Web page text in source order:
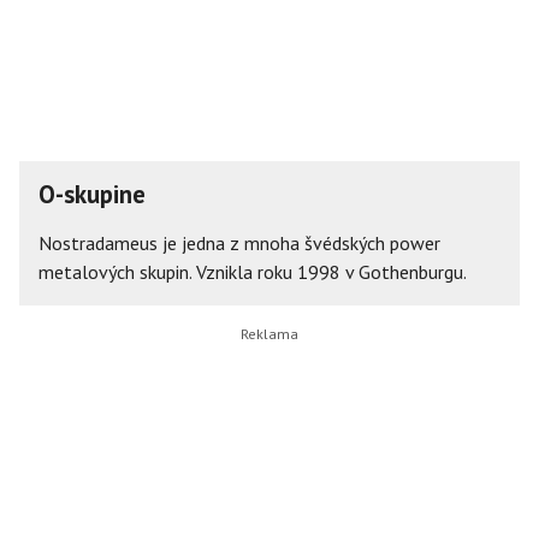
O-skupine
Nostradameus je jedna z mnoha švédských power
metalových skupin. Vznikla roku 1998 v Gothenburgu.